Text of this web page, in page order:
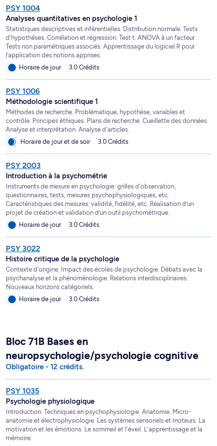
PSY 1004
Analyses quantitatives en psychologie 1
Statistiques descriptives et inférentielles. Distribution normale. Tests
d'hypothèses. Corrélation et régression. Test t. ANOVA à un facteur.
Tests non paramétriques associés. Apprentissage du logiciel R pour
l’application des notions apprises.
Horaire de jour
3.0 Crédits
PSY 1006
Méthodologie scientifique 1
Méthodes de recherche. Problématique, hypothèse, variables et
contrôle. Principes éthiques. Plans de recherche. Cueillette des données.
Analyse et interprétation. Analyse d'articles.
Horaire de jour et de soir
3.0 Crédits
PSY 2003
Introduction à la psychométrie
Instruments de mesure en psychologie: grilles d'observation,
questionnaires, tests, mesures psychophysiologiques, etc.
Caractéristiques des mesures: validité, fidélité, etc. Réalisation d’un
projet de création et validation d’un outil psychométrique.
Horaire de jour
3.0 Crédits
PSY 3022
Histoire critique de la psychologie
Contexte d'origine. Impact des écoles de psychologie. Débats avec la
psychanalyse et la phénoménologie. Relations interdisciplinaires.
Nouveaux horizons catégoriels.
Horaire de jour
3.0 Crédits
Bloc 71B Bases en
neuropsychologie/psychologie cognitive
Obligatoire - 12 crédits.
PSY 1035
Psychologie physiologique
Introduction. Techniques en psychophysiologie. Anatomie. Micro-
anatomie et électrophysiologie. Les systèmes sensoriels et moteurs. La
motivation et les émotions. Le sommeil et l'éveil. L'apprentissage et la
mémoire.